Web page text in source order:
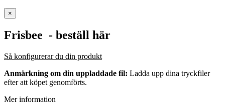
×
Frisbee - beställ här
Så konfigurerar du din produkt
Anmärkning om din uppladdade fil: Ladda upp dina tryckfiler
efter att köpet genomförts.
Mer information